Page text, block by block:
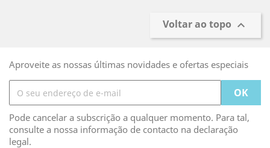
Voltar ao topo 
Aproveite as nossas últimas novidades e ofertas especiais
Pode cancelar a subscrição a qualquer momento. Para tal,
consulte a nossa informação de contacto na declaração
legal.